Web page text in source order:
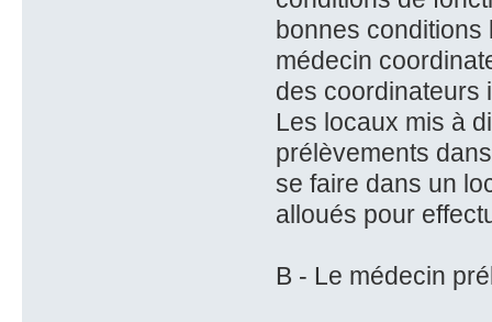
bonnes conditions
médecin
des coordinateurs
Les locaux mis à
prélèvements
se faire dans un
alloués pour
B - Le médecin